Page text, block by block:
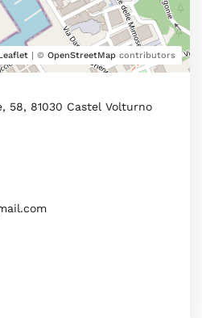
| © OpenStreetMap contributors
58, 81030 Castel Volturno